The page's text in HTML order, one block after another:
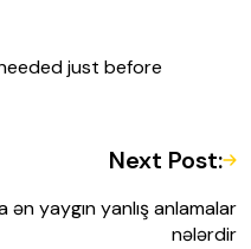
just before
Next Post:
yaygın yanlış anlamalar
nələrdir